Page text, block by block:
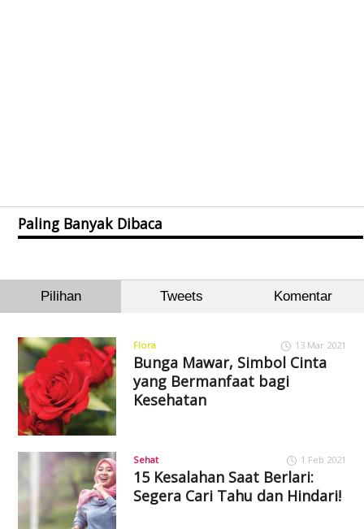
Paling Banyak Dibaca
Pilihan Tweets Komentar
Flora 13 Mar 2021
Bunga Mawar, Simbol Cinta
yang Bermanfaat bagi
Kesehatan
Sehat 1 Feb 2021
15 Kesalahan Saat Berlari:
Segera Cari Tahu dan Hindari!